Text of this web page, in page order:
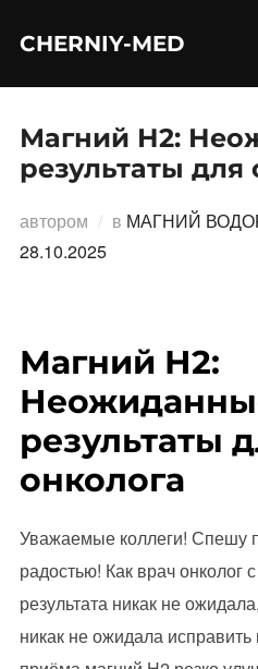
CHERNIY-MED
Магний Н2:
результаты для
автором в МАГНИЙ
28.10.2025
Магний Н2:
результаты
онколога
Уважаемые коллеги! Спешу
радостью! Как врач онколог
результата никак не
никак не ожидала